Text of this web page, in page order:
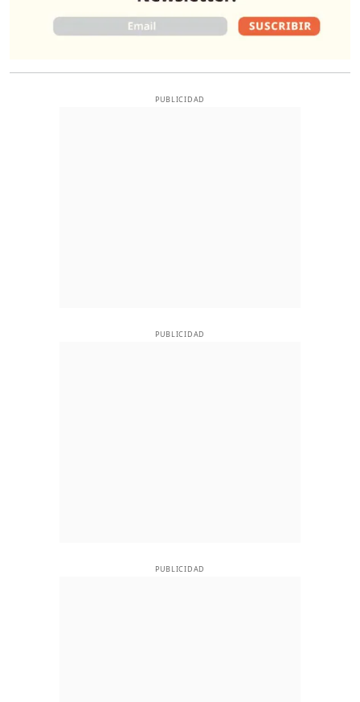
PUBLICIDAD
PUBLICIDAD
PUBLICIDAD